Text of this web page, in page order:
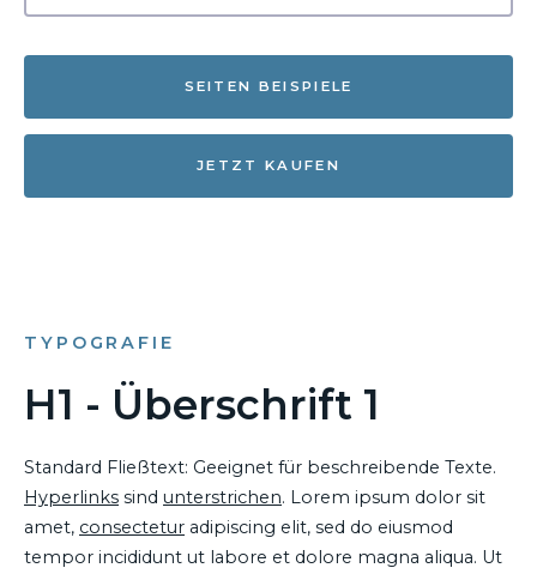
SEITEN BEISPIELE
JETZT KAUFEN
TYPOGRAFIE
H1 - Überschrift 1
Standard Fließtext: Geeignet für beschreibende Texte.
Hyperlinks sind unterstrichen. Lorem ipsum dolor sit
amet, consectetur adipiscing elit, sed do eiusmod
tempor incididunt ut labore et dolore magna aliqua. Ut